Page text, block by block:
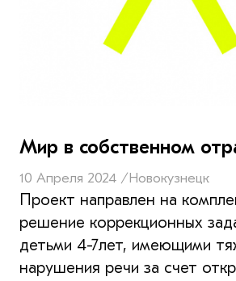
Мир в собственном
10 Апреля 2024 /Новокузнецк
Проект направлен на
решение коррекционных
детьми 4-7лет, имеющими
нарушения речи за счет